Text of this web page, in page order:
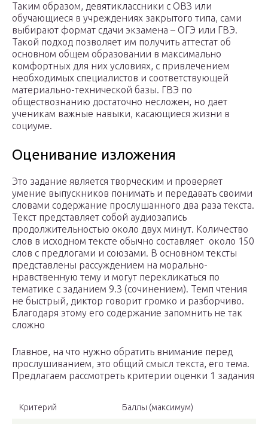
Таким образом, девятиклассники с ОВЗ или
обучающиеся в учреждениях закрытого типа, сами
выбирают формат сдачи экзамена – ОГЭ или ГВЭ.
Такой подход позволяет им получить аттестат об
основном общем образовании в максимально
комфортных для них условиях, с привлечением
необходимых специалистов и соответствующей
материально-технической базы. ГВЭ по
обществознанию достаточно несложен, но дает
ученикам важные навыки, касающиеся жизни в
социуме.
Оценивание изложения
Это задание является творческим и проверяет
умение выпускников понимать и передавать своими
словами содержание прослушанного два раза текста.
Текст представляет собой аудиозапись
продолжительностью около двух минут. Количество
слов в исходном тексте обычно составляет около 150
слов с предлогами и союзами. В основном тексты
представлены рассуждением на морально-
нравственную тему и могут перекликаться по
тематике с заданием 9.3 (сочинением). Темп чтения
не быстрый, диктор говорит громко и разборчиво.
Благодаря этому его содержание запомнить не так
сложно
Главное, на что нужно обратить внимание перед
прослушиванием, это общий смысл текста, его тема.
Предлагаем рассмотреть критерии оценки 1 задания
Критерий Баллы (максимум)